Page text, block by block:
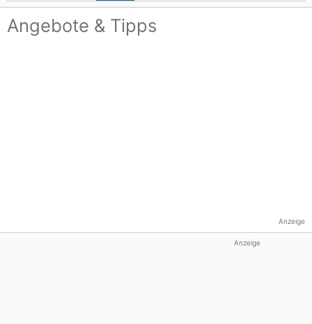
Angebote & Tipps
Anzeige
Anzeige